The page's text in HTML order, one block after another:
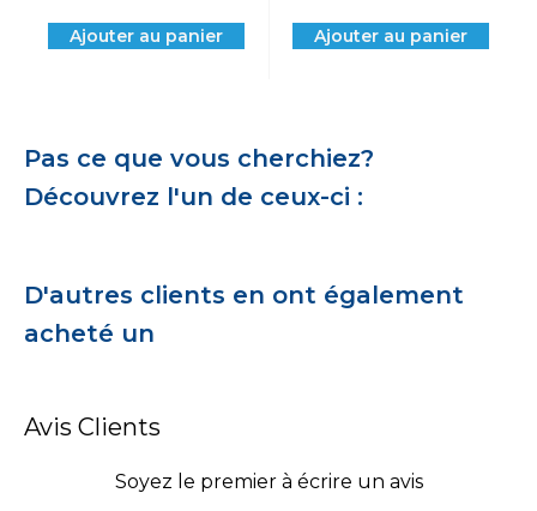
Ajouter au panier Ajouter au panier
Pas ce que vous cherchiez?
Découvrez l'un de ceux-ci :
D'autres clients en ont également
acheté un
Avis Clients
Soyez le premier à écrire un avis